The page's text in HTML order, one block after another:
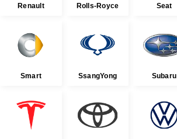
Renault Rolls-Royce Seat
Smart SsangYong Subaru